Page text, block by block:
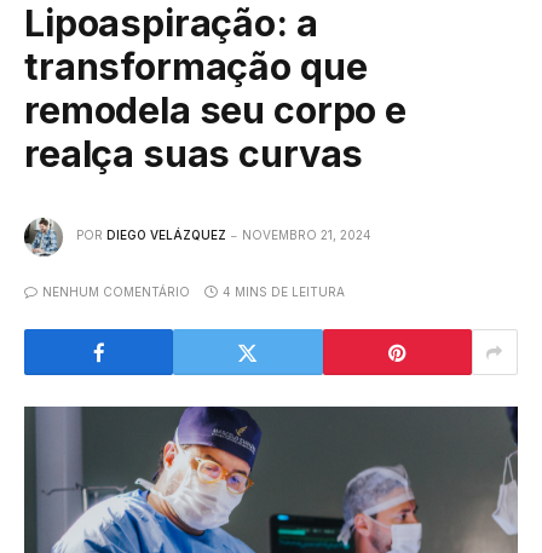
Lipoaspiração: a
transformação que
remodela seu corpo e
realça suas curvas
POR DIEGO VELÁZQUEZ NOVEMBRO 21, 2024
NENHUM COMENTÁRIO 4 MINS DE LEITURA